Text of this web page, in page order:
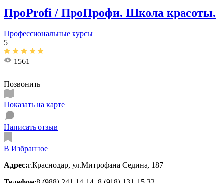
ПроРrofi / ПроПрофи. Школа красоты.
Профессиональные курсы
5
1561
Позвонить
Показать на карте
Написать отзыв
В Избранное
Адрес:г.Краснодар, ул.Митрофана Седина, 187